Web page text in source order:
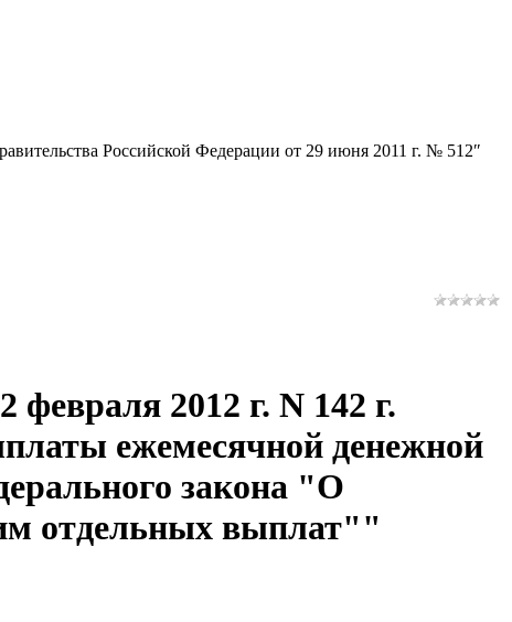
Российской Федерации от 29 июня 2011 г. № 512″
2012 г. N 142 г.
ежемесячной денежной
закона "О
отдельных выплат""